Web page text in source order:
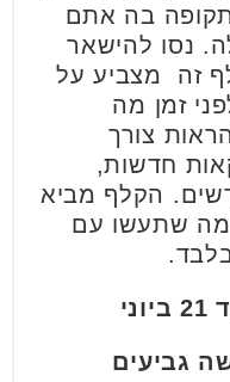
בה אתם
נסו להישאר
זה מצביע על
זמן מה
צורך
חדשות,
הקלף מביא
מה שתעשו עם
גביעים